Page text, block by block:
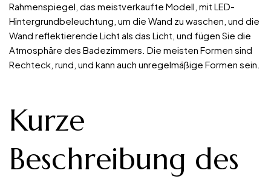
Rahmenspiegel, das meistverkaufte Modell, mit LED-
Hintergrundbeleuchtung, um die Wand zu waschen, und die
Wand reflektierende Licht als das Licht, und fügen Sie die
Atmosphäre des Badezimmers. Die meisten Formen sind
Rechteck, rund, und kann auch unregelmäßige Formen sein.
Kurze
Beschreibung des